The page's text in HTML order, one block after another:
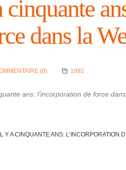
cinquante
dans la
(0) 1992
ans: l’in­cor­po­ra­tion de force
Y A CINQUANTE ANS: L’IN­COR­PO­RA­TION